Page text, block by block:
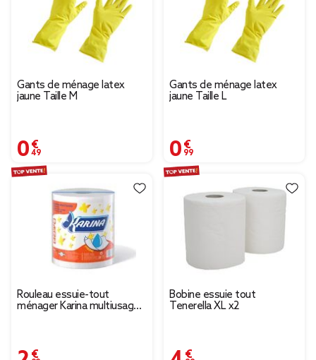
Gants de ménage latex
jaune Taille M
0,49 €
Gants de ménage latex
jaune Taille L
0,99 €
Rouleau essuie-tout
ménager Karina multiusage
2,89 €
Bobine essuie tout
Tenerella XL x2
4,99 €